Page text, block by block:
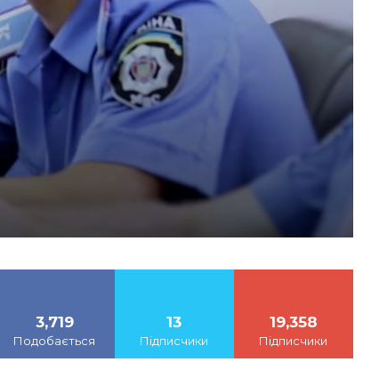
3,719
Подобається
13
Підписчики
19,358
Підписчики